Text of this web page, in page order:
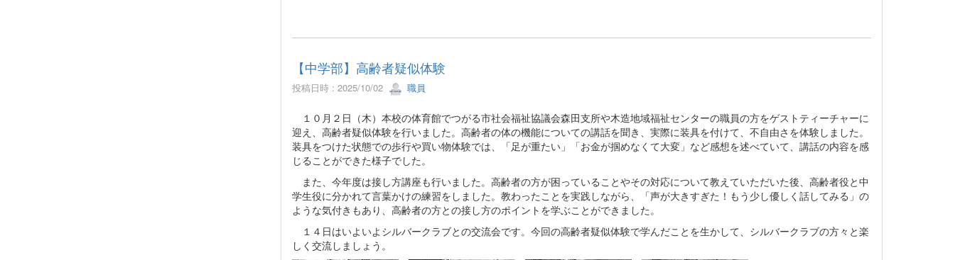
【中学部】高齢者疑似体験
投稿日時 : 2025/10/02 職員
１０月２日（木）本校の体育館でつがる市社会福祉協議会森田支所や木造地域福祉センターの職員の方をゲストティーチャーに
迎え、高齢者疑似体験を行いました。高齢者の体の機能についての講話を聞き、実際に装具を付けて、不自由さを体験しました。
装具をつけた状態での歩行や買い物体験では、「足が重たい」「お金が掴めなくて大変」など感想を述べていて、講話の内容を感
じることができた様子でした。
また、今年度は接し方講座も行いました。高齢者の方が困っていることやその対応について教えていただいた後、高齢者役と中
学生役に分かれて言葉かけの練習をしました。教わったことを実践しながら、「声が大きすぎた！もう少し優しく話してみる」の
ような気付きもあり、高齢者の方との接し方のポイントを学ぶことができました。
１４日はいよいよシルバークラブとの交流会です。今回の高齢者疑似体験で学んだことを生かして、シルバークラブの方々と楽
しく交流しましょう。